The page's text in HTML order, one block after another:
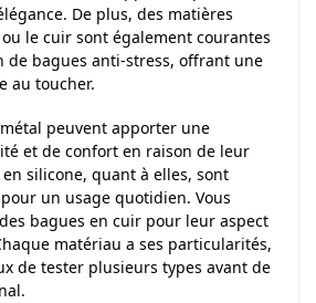
De plus, des matières
le cuir sont également courantes
de bagues anti-stress, offrant une
au toucher.
peuvent apporter une
et de confort en raison de leur
silicone, quant à elles, sont
un usage quotidien. Vous
bagues en cuir pour leur aspect
matériau a ses particularités,
de tester plusieurs types avant de